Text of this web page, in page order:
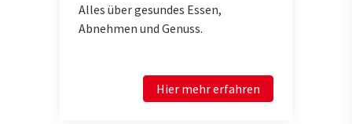
Alles über gesundes Essen,
Abnehmen und Genuss.
Hier mehr erfahren